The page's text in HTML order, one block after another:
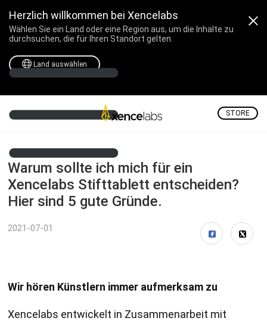
Herzlich willkommen bei Xencelabs
Wählen Sie ein Land oder eine Region aus, um die Inhalte zu
durchsuchen, die für Ihren Standort gelten.
Land auswählen
STORE
Warum sollte ich mich für ein
Xencelabs Stifttablett entscheiden?
Hier sind 5 gute Gründe.
2021-07-01
Wir hören Künstlern immer aufmerksam zu
Xencelabs entwickelt in Zusammenarbeit mit